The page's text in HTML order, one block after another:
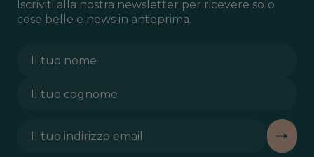
Iscriviti alla nostra newsletter per ricevere solo
cose belle e news in anteprima.